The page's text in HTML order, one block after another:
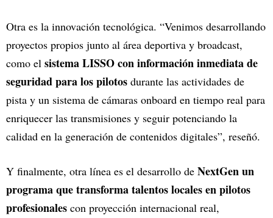
Otra es la innovación tecnológica. “Venimos desarrollando
proyectos propios junto al área deportiva y broadcast,
como el sistema LISSO con información inmediata de
seguridad para los pilotos durante las actividades de
pista y un sistema de cámaras onboard en tiempo real para
enriquecer las transmisiones y seguir potenciando la
calidad en la generación de contenidos digitales”, reseñó.
Y finalmente, otra línea es el desarrollo de NextGen un
programa que transforma talentos locales en pilotos
profesionales con proyección internacional real,